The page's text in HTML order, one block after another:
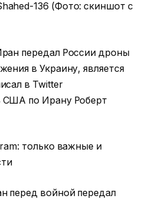
136 (Фото: скиншот с
передал России дроны
в Украину, является
в Twitter
США по Ирану Роберт
только важные и
перед войной передал